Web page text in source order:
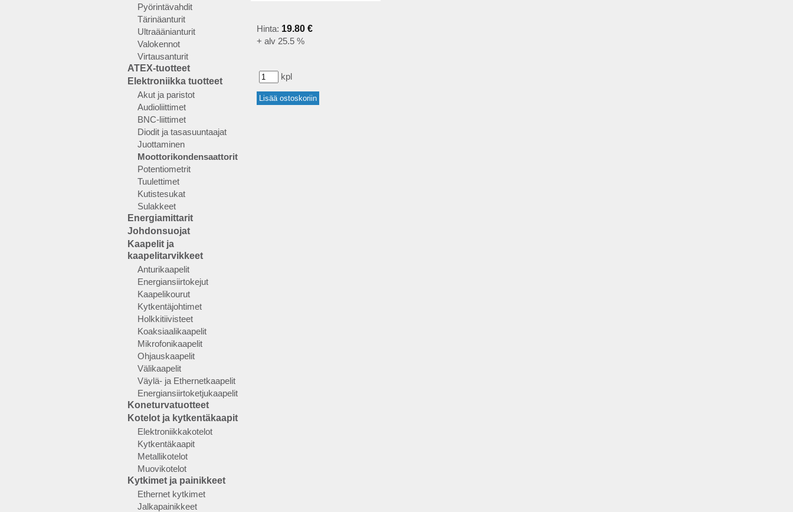
Pyörintävahdit
Tärinäanturit
Ultraäänianturit
Valokennot
Virtausanturit
ATEX-tuotteet
Elektroniikka tuotteet
Akut ja paristot
Audioliittimet
BNC-liittimet
Diodit ja tasasuuntaajat
Juottaminen
Moottorikondensaattorit
Potentiometrit
Tuulettimet
Kutistesukat
Sulakkeet
Energiamittarit
Johdonsuojat
Kaapelit ja
kaapelitarvikkeet
Anturikaapelit
Energiansiirtokejut
Kaapelikourut
Kytkentäjohtimet
Holkkitiivisteet
Koaksiaalikaapelit
Mikrofonikaapelit
Ohjauskaapelit
Välikaapelit
Väylä- ja Ethernetkaapelit
Energiansiirtoketjukaapelit
Koneturvatuotteet
Kotelot ja kytkentäkaapit
Elektroniikkakotelot
Kytkentäkaapit
Metallikotelot
Muovikotelot
Kytkimet ja painikkeet
Ethernet kytkimet
Jalkapainikkeet
Hinta: 19.80 €
+ alv 25.5 %
kpl